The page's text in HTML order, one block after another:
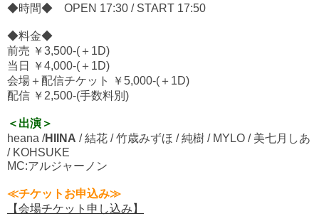
◆時間◆ OPEN 17:30 / START 17:50
◆料金◆
前売 ￥3,500-(＋1D)
当日 ￥4,000-(＋1D)
会場＋配信チケット ￥5,000-(＋1D)
配信 ￥2,500-(手数料別)
＜出演＞
heana /HIINA / 結花 / 竹歳みずほ / 純樹 / MYLO / 美七月しあ
/ KOHSUKE
MC:アルジャーノン
≪チケットお申込み≫
【会場チケット申し込み】